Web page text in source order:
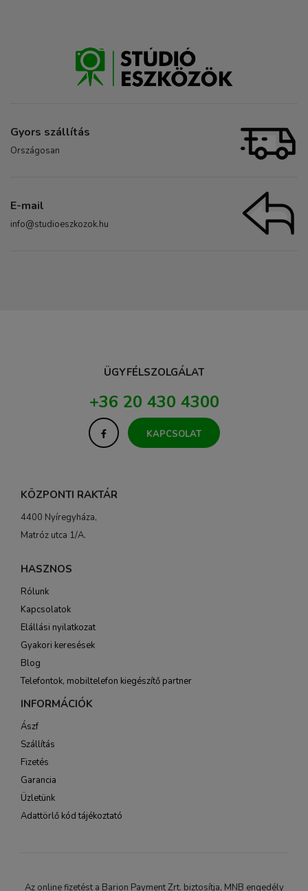
Gyors szállítás
Országosan
E-mail
info@studioeszkozok.hu
ÜGYFÉLSZOLGÁLAT
+36 20 430 4300
KAPCSOLAT
KÖZPONTI RAKTÁR
4400 Nyíregyháza,
Matróz utca 1/A.
HASZNOS
Rólunk
Kapcsolatok
Elállási nyilatkozat
Gyakori keresések
Blog
Telefontok, mobiltelefon kiegészítő partner
INFORMÁCIÓK
Ászf
Szállítás
Fizetés
Garancia
Üzletünk
Adattörlő kód tájékoztató
Az online fizetést a Barion Payment Zrt. biztosítja, MNB engedély